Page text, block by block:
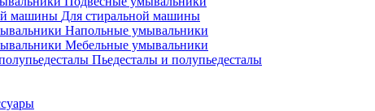
Для стиральной машины
Напольные умывальники
Мебельные умывальники
Пьедесталы и полупьедесталы